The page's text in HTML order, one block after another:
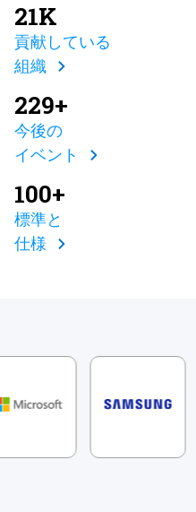
21K
貢献している
組織
229+
今後の
イベント
100+
標準と
仕様